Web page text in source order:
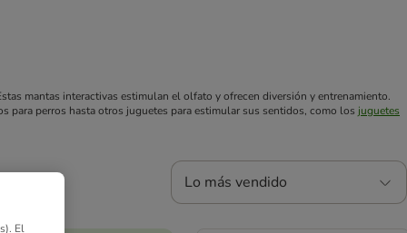
mantas interactivas estimulan el olfato y ofrecen diversión y entrenamiento.
para perros hasta otros juguetes para estimular sus sentidos, como los juguetes
Lo más vendido
El